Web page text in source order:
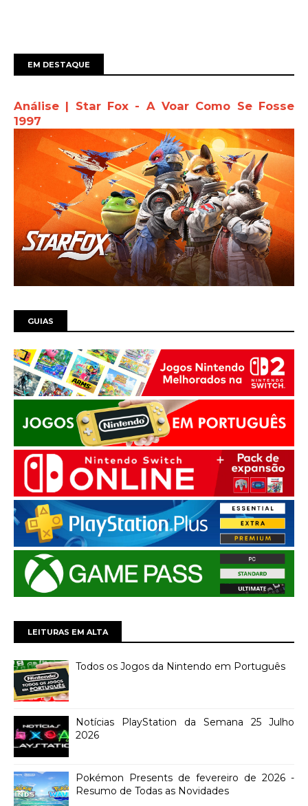
EM DESTAQUE
Análise | Star Fox - A Voar Como Se Fosse
1997
GUIAS
LEITURAS EM ALTA
Todos os Jogos da Nintendo em Português
Notícias PlayStation da Semana 25 Julho
2026
Pokémon Presents de fevereiro de 2026 -
Resumo de Todas as Novidades